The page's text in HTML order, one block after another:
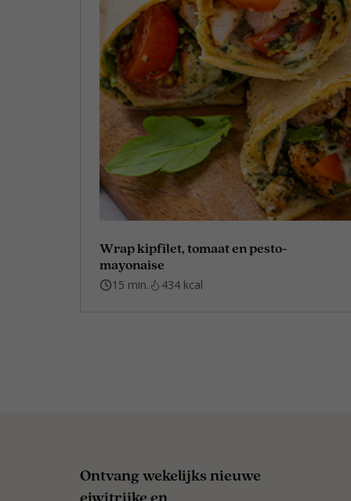
Wrap kipfilet, tomaat en pesto-
mayonaise
15 min. 434 kcal
Ontvang wekelijks nieuwe